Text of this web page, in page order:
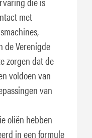
met
de Verenigde
zorgen dat de
voldoen van
van
oliën hebben
in een formule